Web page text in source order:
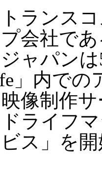
ランスコ
会社で
ャパンは
」内での
像制作
ライフ
ス」を